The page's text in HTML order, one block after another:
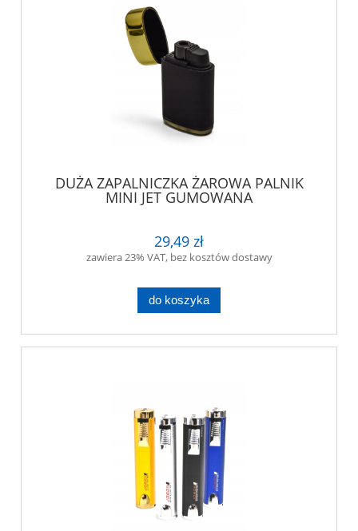
DUŻA ZAPALNICZKA ŻAROWA PALNIK
MINI JET GUMOWANA
29,49 zł
zawiera 23% VAT, bez kosztów dostawy
do koszyka